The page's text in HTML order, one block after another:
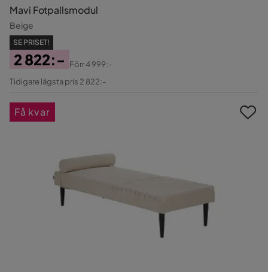
Mavi Fotpallsmodul
Beige
SE PRISET!
Pris
2 822:-
Original
Förr4 999:-
Tidigare lägsta pris 2 822:-
Få kvar